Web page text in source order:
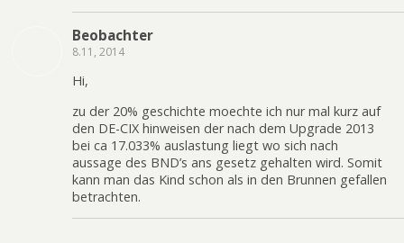
Beobachter
8.11, 2014
Hi,
zu der 20% geschichte moechte ich nur mal kurz auf
den DE-CIX hinweisen der nach dem Upgrade 2013
bei ca 17.033% auslastung liegt wo sich nach
aussage des BND’s ans gesetz gehalten wird. Somit
kann man das Kind schon als in den Brunnen gefallen
betrachten.